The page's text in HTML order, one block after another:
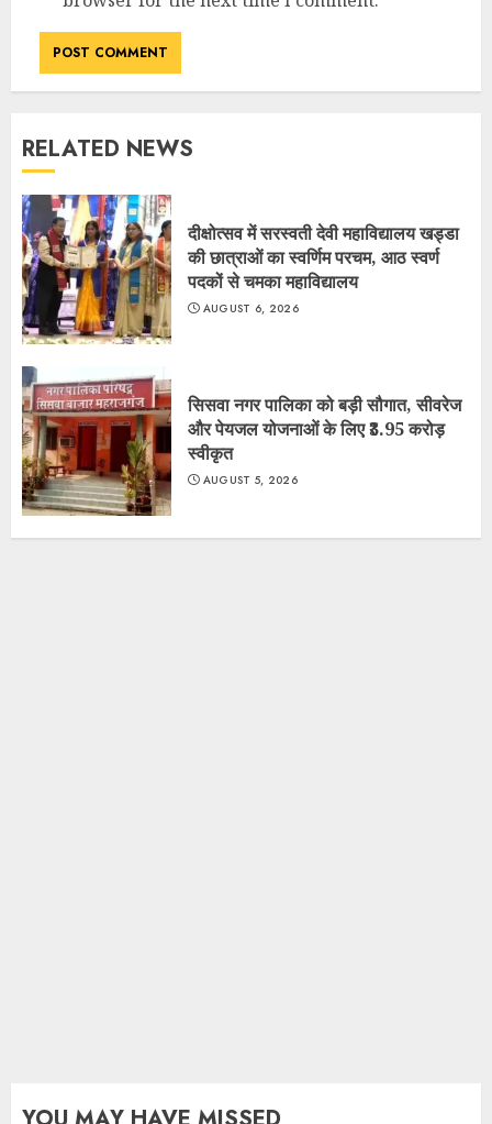
RELATED NEWS
दीक्षोत्सव में सरस्वती देवी महाविद्यालय खड्डा
की छात्राओं का स्वर्णिम परचम, आठ स्वर्ण
पदकों से चमका महाविद्यालय
AUGUST 6, 2026
सिसवा नगर पालिका को बड़ी सौगात, सीवरेज
और पेयजल योजनाओं के लिए ₹3.95 करोड़
स्वीकृत
AUGUST 5, 2026